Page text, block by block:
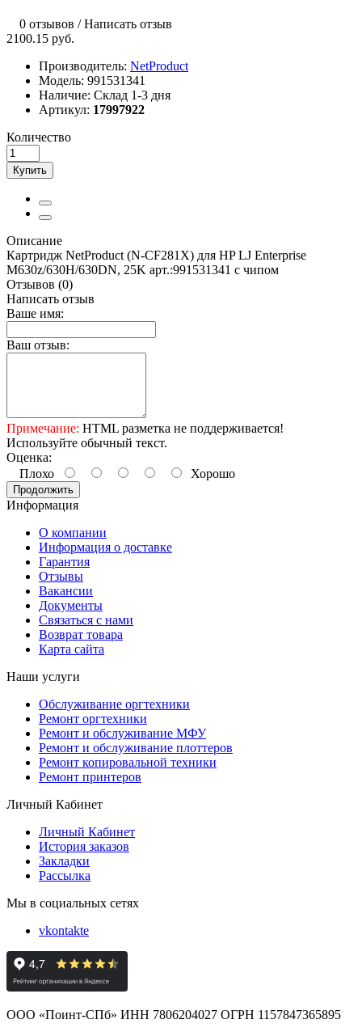
0 отзывов /Написать отзыв
2100.15 руб.
Производитель: NetProduct
Модель: 991531341
Наличие: Склад 1-3 дня
Артикул: 17997922
Количество
Купить
Описание
Картридж NetProduct (N-CF281X) для HP LJ Enterprise
M630z/630H/630DN, 25K арт.:991531341 с чипом
Отзывов (0)
Написать отзыв
Ваше имя:
Ваш отзыв:
Примечание: HTML разметка не поддерживается!
Используйте обычный текст.
Оценка:
Плохо
Хорошо
Продолжить
Информация
О компании
Информация о доставке
Гарантия
Отзывы
Вакансии
Документы
Связаться с нами
Возврат товара
Карта сайта
Наши услуги
Обслуживание оргтехники
Ремонт оргтехники
Ремонт и обслуживание МФУ
Ремонт и обслуживание плоттеров
Ремонт копировальной техники
Ремонт принтеров
Личный Кабинет
Личный Кабинет
История заказов
Закладки
Рассылка
Мы в социальных сетях
vkontakte
ООО «Поинт-СПб» ИНН 7806204027 ОГРН 1157847365895